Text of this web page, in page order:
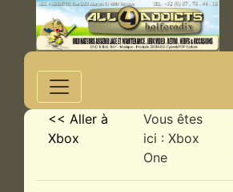
<< Aller à
Xbox
Vous êtes
ici : Xbox
One